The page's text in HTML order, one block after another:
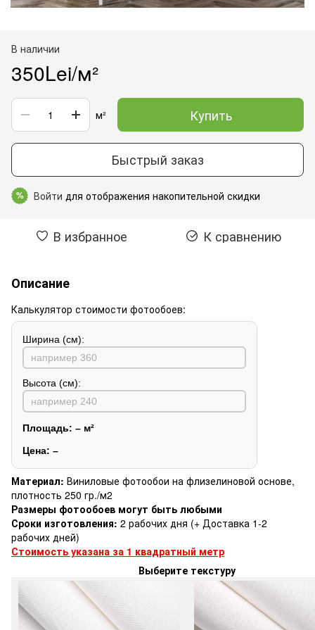
В наличии
350Lei/м²
м² Купить
Быстрый заказ
% Войти для отображения накопительной скидки
В избранное К сравнению
Описание
Калькулятор стоимости фотообоев:
Ширина (см):
Высота (см):
Площадь: – м²
Цена: –
Материал: Виниловые фотообои на флизелиновой основе,
плотность 250 гр./м2
Размеры фотообоев могут быть любыми
Сроки изготовления: 2 рабочих дня (+ Доставка 1-2
рабочих дней)
Стоимость указана за 1 квадратный метр
Выберите текстуру